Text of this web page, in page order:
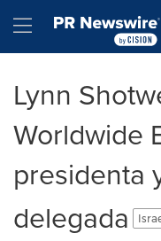
Hamburger menu
Lynn
Worldwide
presidenta
delegada